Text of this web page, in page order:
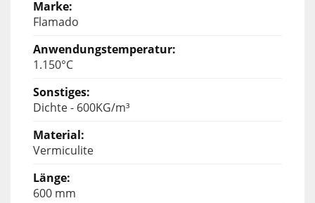
Flamado
1.150°C
Dichte - 600KG/m³
Vermiculite
600 mm